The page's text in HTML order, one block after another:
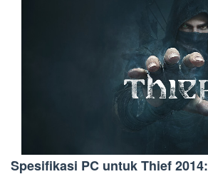
Spesifikasi PC untuk Thief 2014: